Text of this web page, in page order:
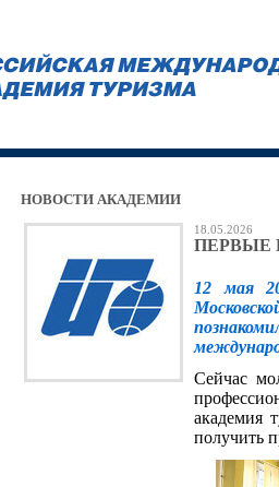
НОВОСТИ АКАДЕМИИ
18.05.2026
ПЕРВЫЕ
12 мая
Сейчас
академия
получить